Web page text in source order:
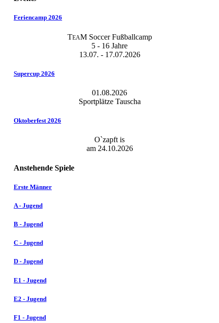
Feriencamp 2026
TEAM Soccer Fußballcamp
5 - 16 Jahre
13.07. - 17.07.2026
Supercup 2026
01.08.2026
Sportplätze Tauscha
Oktoberfest 2026
O`zapft is
am 24.10.2026
Anstehende Spiele
Erste Männer
A - Jugend
B - Jugend
C - Jugend
D - Jugend
E1 - Jugend
E2 - Jugend
F1 - Jugend